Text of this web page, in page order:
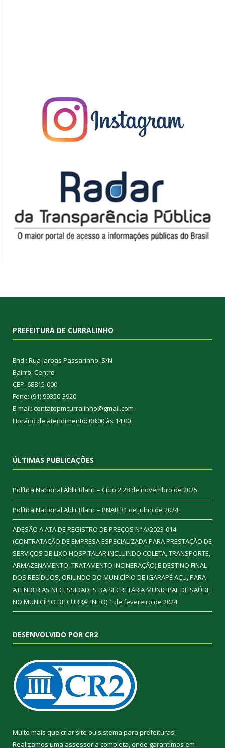
PREFEITURA DE CURRALINHO
End.: Rua Jarbas Passarinho, S/N
Bairro: Centro
CEP: 68815-000
Fone: (91) 99350-3920
E-mail: contatopmcurralinho@gmail.com
Horário de atendimento: 08:00 às 14:00
ÚLTIMAS PUBLICAÇÕES
Política Nacional Aldir Blanc – Ciclo 228 de novembro de 2025
Política Nacional Aldir Blanc – PNAB 31 de julho de 2024
ADESÃO A ATA DE REGISTRO DE PREÇOS Nº A/2023-014
(CONTRATAÇÃO DE EMPRESA ESPECIALIZADA PARA PRESTAÇÃO DE
SERVIÇOS DE LIXO HOSPITALAR INCLUINDO COLETA, TRANSPORTE,
ARMAZENAMENTO, TRATAMENTO INCINERAÇÃO) E DESTINO FINAL
DOS RESÍDUOS, ORIUNDO DO MUNICÍPIO DE IGARAPÉ AÇU, PARA
ATENDER AS NECESSIDADES DA SECRETARIA MUNICIPAL DE SAÚDE
NO MUNICÍPIO DE CURRALINHO) 1 de fevereiro de 2024
DESENVOLVIDO POR CR2
Muito mais que criar site ou sistema para prefeituras!
Realizamos uma assessoria completa, onde garantimos em